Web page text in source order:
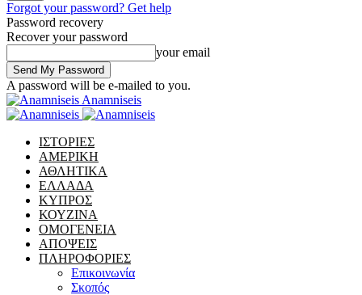
Forgot your password? Get help
Password recovery
Recover your password
your email
A password will be e-mailed to you.
Anamniseis
ΙΣΤΟΡΙΕΣ
ΑΜΕΡΙΚΗ
ΑΘΛΗΤΙΚΑ
ΕΛΛΑΔΑ
ΚΥΠΡΟΣ
ΚΟΥΖΙΝΑ
ΟΜΟΓΕΝΕΙΑ
ΑΠΟΨΕΙΣ
ΠΛΗΡΟΦΟΡΙΕΣ
Επικοινωνία
Σκοπός